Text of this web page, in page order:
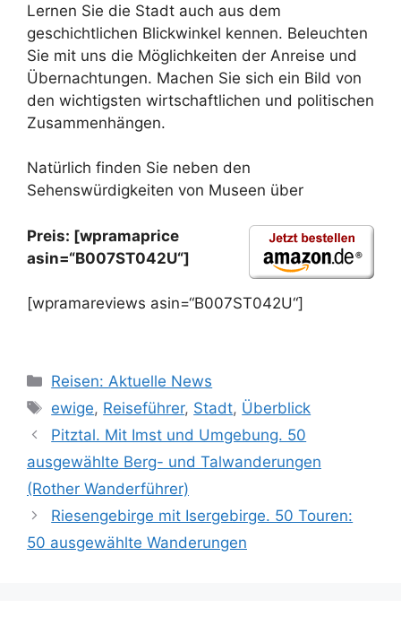
Lernen Sie die Stadt auch aus dem
geschichtlichen Blickwinkel kennen. Beleuchten
Sie mit uns die Möglichkeiten der Anreise und
Übernachtungen. Machen Sie sich ein Bild von
den wichtigsten wirtschaftlichen und politischen
Zusammenhängen.
Natürlich finden Sie neben den
Sehenswürdigkeiten von Museen über
Preis: [wpramaprice
asin=“B007ST042U“]
[wpramareviews asin=“B007ST042U“]
Kategorien
Reisen: Aktuelle News
Schlagwörter
ewige, Reiseführer, Stadt, Überblick
Pitztal. Mit Imst und Umgebung. 50
ausgewählte Berg- und Talwanderungen
(Rother Wanderführer)
Riesengebirge mit Isergebirge. 50 Touren:
50 ausgewählte Wanderungen